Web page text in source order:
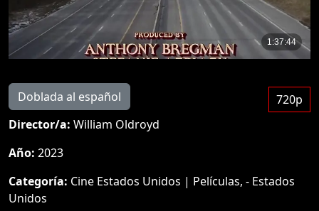
Doblada al español
720p
Director/a: William Oldroyd
Año: 2023
Categoría: Cine Estados Unidos | Películas, - Estados
Unidos